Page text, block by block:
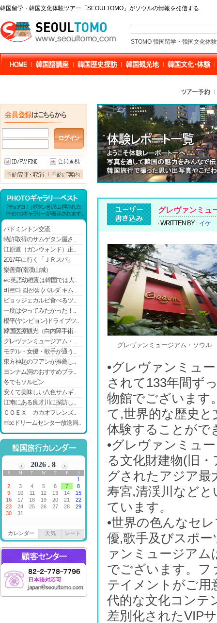
韓国留学・韓国文化体験ツアー「SEOULTOMO」がソウルの情報を発信する
STOMO 韓国留学・韓国文化体
バドミントン交流
特許取得のサムゲタン屋さ..
江原道（ガンウォンド）正..
2017年に行く「ＪＲスパ」
樂善齋(南漢山城）
eic英語幼稚園は韓国では大..
바르다 김선생 (バルダ キム..
ビョッジェカルビ食べるツ..
一度はやってみたかった！..
楊平(ヤンピョン)ドライブツ..
韓国医療観光（白内障手術..
グレヴァンミュージアム・..
モデル・女優・歌手が通う..
東方神起のフアンが推薦し..
ヨンナム洞のおすすめブラ..
冬でもソルビン
安くて美味しい八色サムギ..
江南にある良才川に探訪し..
ＣＯＥＸ カカオフレンズ..
mbcドリームセンター放送局..
カレンダー 天気 レート
グレヴァンミュ
WRITTEN BY : イケ
グレヴァンミュージアム・ソウル
•グレヴァンミュ
されて133年間ず
物館でございます
て,世界的な歴史
体験することがで
•グレヴァンミュ
る文化財建物(旧
グされたアジア最
寿宮,清渓川など
ています。
•世界の色んなセ
優,歌手及びスポ
ァンミュージア
でございます。フ
テイメントがご用
代的な文化コンテ
差別化されたVIP